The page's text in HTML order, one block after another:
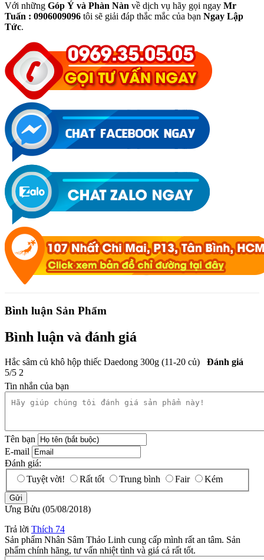
Với những Góp Ý và Phàn Nàn về dịch vụ hãy gọi ngay Mr
Tuấn : 0906009096 tôi sẽ giải đáp thắc mắc của bạn Ngay Lập
Tức.
Bình luận Sản Phẩm
Bình luận và đánh giá
Hắc sâm củ khô hộp thiếc Daedong 300g (11-20 củ)
Đánh giá
5/5 2
Tin nhắn của bạn
Tên bạn
E-mail
Đánh giá:
Tuyệt vời!
Rất tốt Trung bình Fair Kém
Ưng Bửu (05/08/2018)
Trả lời Thích 74
Sản phẩm Nhân Sâm Thảo Linh cung cấp mình rất an tâm. Sản
phẩm chính hãng, tư vấn nhiệt tình và giá cả rất tốt.